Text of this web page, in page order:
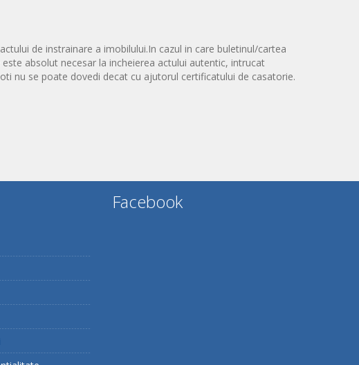
de instrainare a imobilului.In cazul in care buletinul/cartea
absolut necesar la incheierea actului autentic, intrucat
nu se poate dovedi decat cu ajutorul certificatului de casatorie.
Facebook